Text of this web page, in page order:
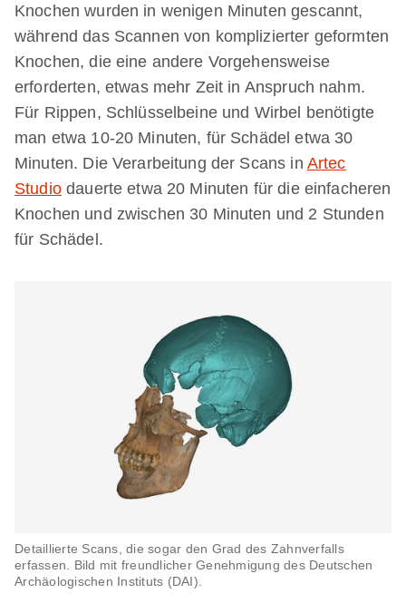
Knochen wurden in wenigen Minuten gescannt,
während das Scannen von komplizierter geformten
Knochen, die eine andere Vorgehensweise
erforderten, etwas mehr Zeit in Anspruch nahm.
Für Rippen, Schlüsselbeine und Wirbel benötigte
man etwa 10-20 Minuten, für Schädel etwa 30
Minuten. Die Verarbeitung der Scans in Artec
Studiodauerte etwa 20 Minuten für die einfacheren
Knochen und zwischen 30 Minuten und 2 Stunden
für Schädel.
Detaillierte Scans, die sogar den Grad des Zahnverfalls
erfassen. Bild mit freundlicher Genehmigung des Deutschen
Archäologischen Instituts (DAI).